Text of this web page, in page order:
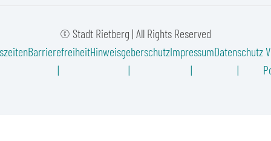
© Stadt Rietberg | All Rights Reserved
BarrierefreiheitHinweisgeberschutzImpressumDatenschutz